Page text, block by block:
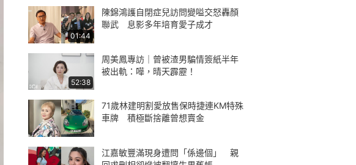
01:44
陳錦鴻護自閉症兒訪問變嗌交怒轟顏
聯武 息影多年培育愛子成才
52:38
周美鳳專訪｜曾被渣男騙情簽紙半年
被出軌：嘩，晴天霹靂！
71歲林建明割愛放售保時捷連KM特殊
車牌 積極斷捨離曾想賣金
江嘉敏豐滿現身遭問「係邊個」 親